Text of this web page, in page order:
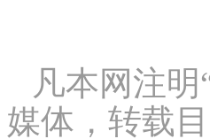
凡本网注
媒体，转载